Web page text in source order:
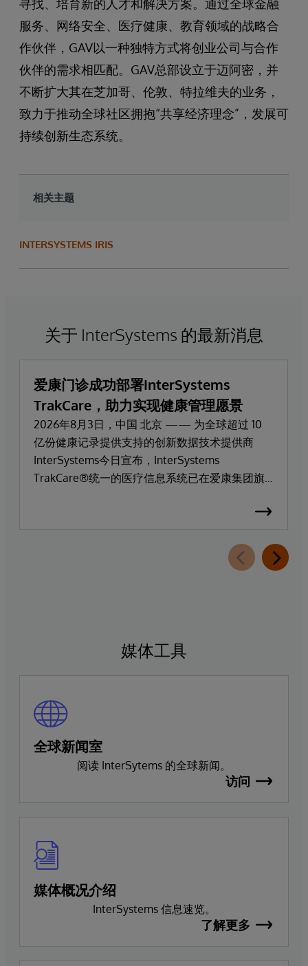
寻找、培育新的人才和解决方案。通过全球金融
服务、网络安全、医疗健康、教育领域的战略合
作伙伴，GAV以一种独特方式将创业公司与合作
伙伴的需求相匹配。GAV总部设立于迈阿密，并
不断扩大其在芝加哥、伦敦、特拉维夫的业务，
致力于推动全球社区拥抱“共享经济理念”，发展可
持续创新生态系统。
相关主题
INTERSYSTEMS IRIS
关于 InterSystems 的最新消息
爱康门诊成功部署InterSystems
TrakCare，助力实现健康管理愿景
2026年8月3日，中国 北京 —— 为全球超过 10
亿份健康记录提供支持的创新数据技术提供商
InterSystems今日宣布，InterSystems
TrakCare®统一的医疗信息系统已在爱康集团旗
媒体工具
全球新闻室
阅读 InterSytems 的全球新闻。
访问
媒体概况介绍
InterSystems 信息速览。
了解更多